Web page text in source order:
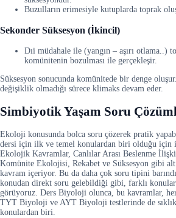
Buzulların erimesiyle kutuplarda toprak
Sekonder Süksesyon (İkincil)
Dıi müdahale ile (yangın – aşırı otlama..)
komünitenin bozulması ile gerçekleşir.
Süksesyon sonucunda komünitede bir denge
değişiklik olmadığı sürece klimaks devam eder.
Simbiyotik Yaşam Soru
Ekoloji konusunda bolca soru çözerek pratik
dersi için ilk ve temel konulardan biri olduğu için
Ekolojik Kavramlar, Canlılar Arası Beslenme
Komünite Ekolojisi, Rekabet ve Süksesyon gibi
kavram içeriyor. Bu da daha çok soru tipini
konudan direkt soru gelebildiği gibi, farklı
görüyoruz. Ders Biyoloji olunca, bu kavramlar, her
TYT Biyoloji ve AYT Biyoloji testlerinde de
konulardan biri.